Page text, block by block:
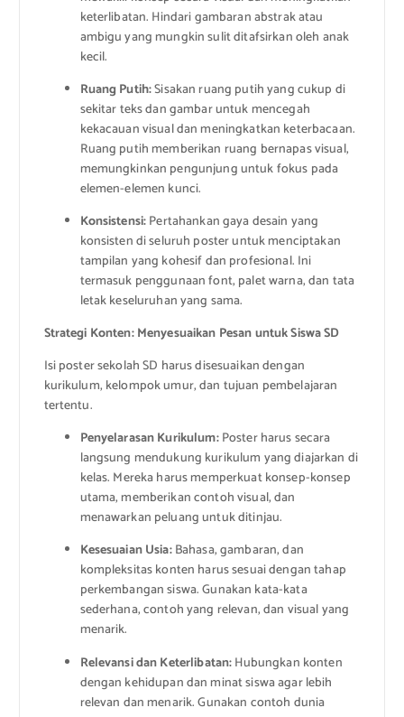
keterlibatan. Hindari gambaran abstrak atau
ambigu yang mungkin sulit ditafsirkan oleh anak
kecil.
Ruang Putih:Sisakan ruang putih yang cukup di
sekitar teks dan gambar untuk mencegah
kekacauan visual dan meningkatkan keterbacaan.
Ruang putih memberikan ruang bernapas visual,
memungkinkan pengunjung untuk fokus pada
elemen-elemen kunci.
Konsistensi:Pertahankan gaya desain yang
konsisten di seluruh poster untuk menciptakan
tampilan yang kohesif dan profesional. Ini
termasuk penggunaan font, palet warna, dan tata
letak keseluruhan yang sama.
Strategi Konten: Menyesuaikan Pesan untuk Siswa SD
Isi poster sekolah SD harus disesuaikan dengan
kurikulum, kelompok umur, dan tujuan pembelajaran
tertentu.
Penyelarasan Kurikulum:Poster harus secara
langsung mendukung kurikulum yang diajarkan di
kelas. Mereka harus memperkuat konsep-konsep
utama, memberikan contoh visual, dan
menawarkan peluang untuk ditinjau.
Kesesuaian Usia:Bahasa, gambaran, dan
kompleksitas konten harus sesuai dengan tahap
perkembangan siswa. Gunakan kata-kata
sederhana, contoh yang relevan, dan visual yang
menarik.
Relevansi dan Keterlibatan:Hubungkan konten
dengan kehidupan dan minat siswa agar lebih
relevan dan menarik. Gunakan contoh dunia